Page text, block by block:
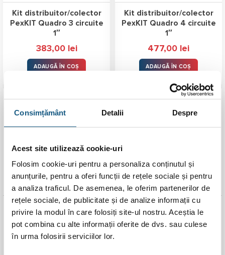
Consimțământ Detalii Despre
Acest site utilizează cookie-uri
Folosim cookie-uri pentru a personaliza conținutul și
anunțurile, pentru a oferi funcții de rețele sociale și pentru
a analiza traficul. De asemenea, le oferim partenerilor de
rețele sociale, de publicitate și de analize informații cu
privire la modul în care folosiți site-ul nostru. Aceștia le
pot combina cu alte informații oferite de dvs. sau culese
în urma folosirii serviciilor lor.
Kit distribuitor/colector
PexKIT Quadro 3 circuite
1″
383,00 lei
ADAUGĂ ÎN COȘ
Kit distribuitor/colector
PexKIT Quadro 4 circuite
1″
477,00 lei
ADAUGĂ ÎN COȘ
Kit distribuitor/colector
PexKIT Quadro 5 circuite
1″
566,00 lei
Kit distribuitor/colector
PexKIT Quadro 6 circuite
1″